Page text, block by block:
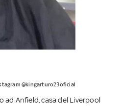
@kingarturo23oficial
Anfield, casa del Liverpool